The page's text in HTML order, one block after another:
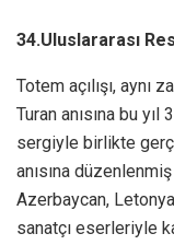
34.Uluslararası
Totem açılışı, aynı
Turan anısına bu
sergiyle birlikte
anısına
Azerbaycan,
sanatçı eserleriyle